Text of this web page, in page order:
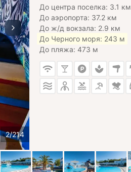
До центра поселка: 3.1 км
До аэропорта: 37.2 км
До ж/д вокзала: 2.9 км
До Черного моря: 243 м
До пляжа: 473 м